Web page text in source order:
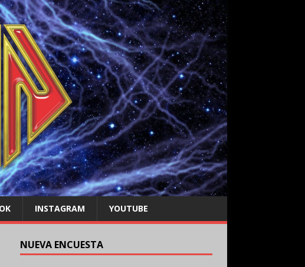
INSTAGRAM YOUTUBE
NUEVA ENCUESTA